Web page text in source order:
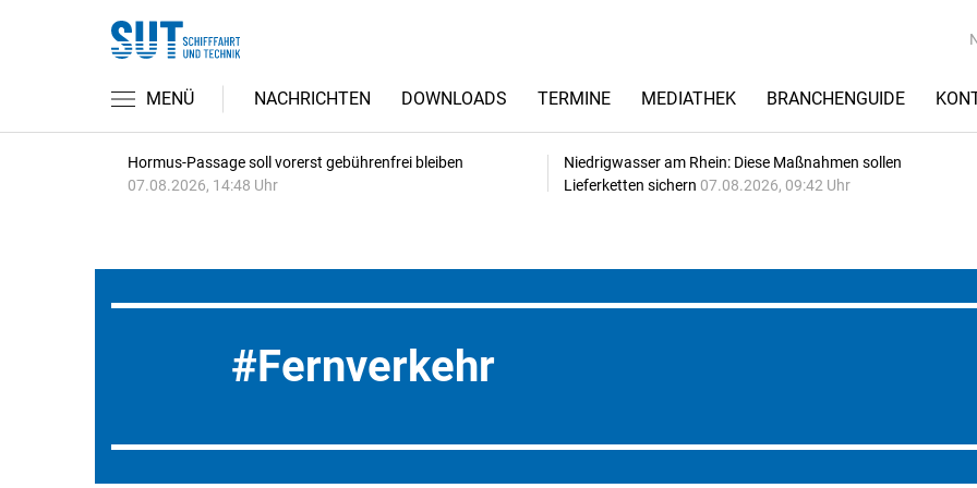
MENÜ NACHRICHTEN DOWNLOADS TERMINE MEDIATHEK BRANCHENGUIDE
Hormus-Passage soll vorerst gebührenfrei bleiben
07.08.2026, 14:48 Uhr
Niedrigwasser am Rhein: Diese Maßnahmen sollen
Lieferketten sichern 07.08.2026, 09:42 Uhr
Fernverkehr